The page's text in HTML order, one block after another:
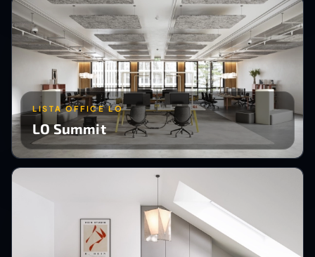
LISTA OFFICE LO
LO Summit